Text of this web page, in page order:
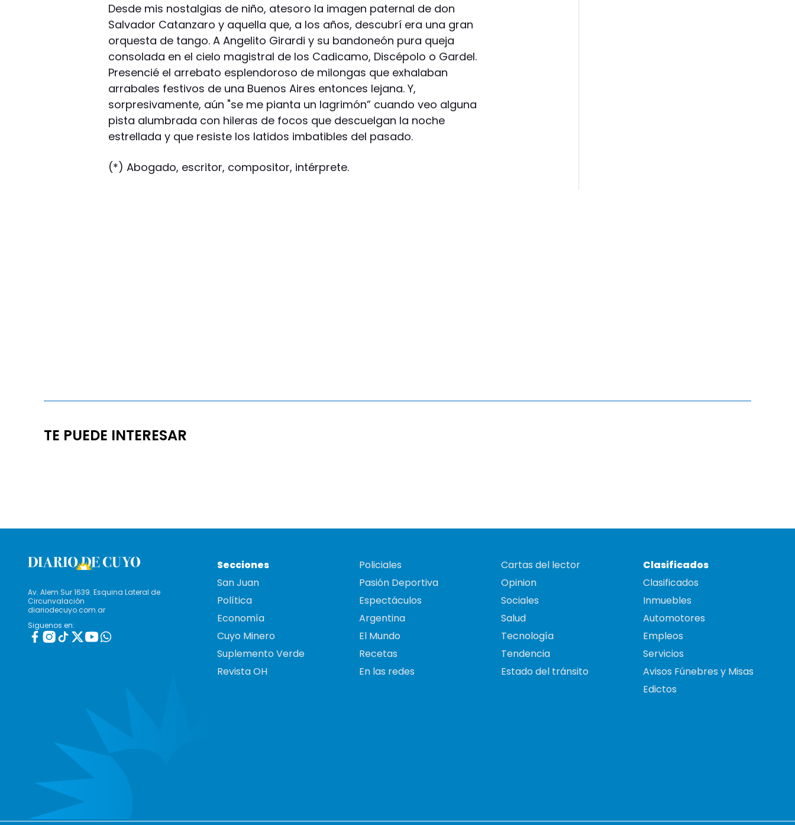
Desde mis nostalgias de niño, atesoro la imagen paternal de don
Salvador Catanzaro y aquella que, a los años, descubrí era una gran
orquesta de tango. A Angelito Girardi y su bandoneón pura queja
consolada en el cielo magistral de los Cadicamo, Discépolo o Gardel.
Presencié el arrebato esplendoroso de milongas que exhalaban
arrabales festivos de una Buenos Aires entonces lejana. Y,
sorpresivamente, aún "se me pianta un lagrimón” cuando veo alguna
pista alumbrada con hileras de focos que descuelgan la noche
estrellada y que resiste los latidos imbatibles del pasado.
(*) Abogado, escritor, compositor, intérprete.
TE PUEDE INTERESAR
Av. Alem Sur 1639. Esquina Lateral de
Circunvalación
diariodecuyo.com.ar
Siguenos en:
Secciones
San Juan
Política
Economía
Cuyo Minero
Suplemento Verde
Revista OH
Policiales
Pasión Deportiva
Espectáculos
Argentina
El Mundo
Recetas
En las redes
Cartas del lector
Opinion
Sociales
Salud
Tecnología
Tendencia
Estado del tránsito
Clasificados
Clasificados
Inmuebles
Automotores
Empleos
Servicios
Avisos Fúnebres y Misas
Edictos